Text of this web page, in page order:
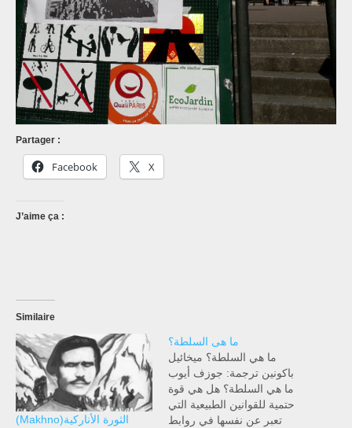
Partager :
Facebook X
J’aime ça :
Similaire
(Makhno)الثورة الأناركية
ما هى السلطة؟
ما هي السلطة؟ ميخائيل
باكونين ترجمة: جوزف أيوب
ما هي السلطة؟ هل هي قوة
حتمية للقوانين الطبيعية التي
تعبر عن نفسها في روابط